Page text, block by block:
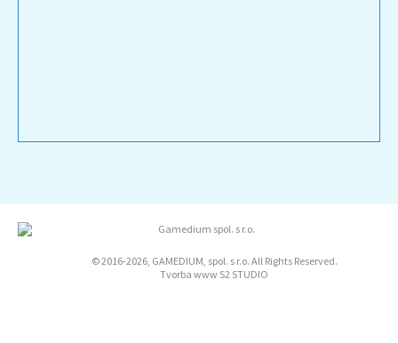
© 2016-2026, GAMEDIUM, spol. s r.o. All Rights Reserved.
Tvorba www S2 STUDIO